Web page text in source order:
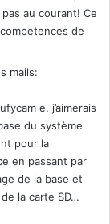
au courant! Ce
de
mails:
e, j’aimerais
du système
pour la
en passant par
de la base et
la carte SD…